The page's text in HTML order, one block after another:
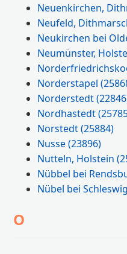
Neuenkirchen,
Neufeld,
Neukirchen bei
Neumünster,
Norderstapel
Norderstedt
Nordhastedt
Norstedt(25884)
Nusse(23896)
Nutteln, Holstein
Nübbel bei
Nübel bei
O